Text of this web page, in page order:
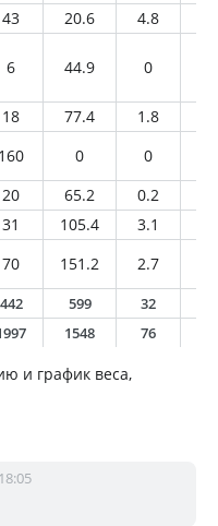
43 20.6 4.8
6 44.9 0
18 77.4 1.8
160 0 0
20 65.2 0.2
31 105.4 3.1
70 151.2 2.7
442 599 32
1548 76
и график веса,